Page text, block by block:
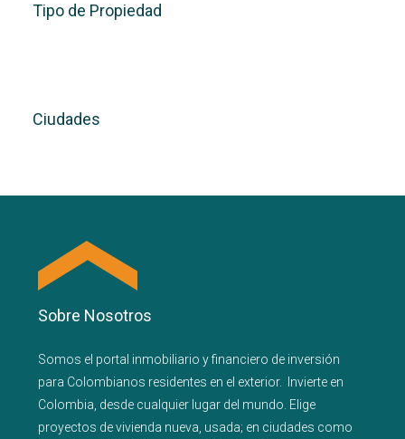
Tipo de Propiedad
Ciudades
Sobre Nosotros
Somos el portal inmobiliario yfinanciero de inversión
para Colombianos residentes en el exterior.
Invierte en
Colombia, desde cualquier lugar del mundo. Elige
proyectos devivienda nueva usada; en ciudades como